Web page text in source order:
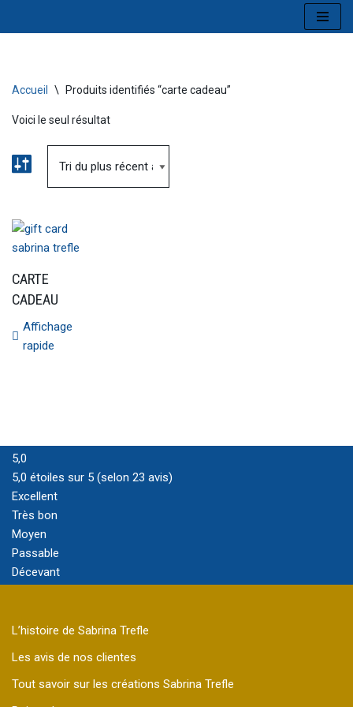
Accueil \ Produits identifiés “carte cadeau”
Voici le seul résultat
CARTE
CADEAU
Affichage
rapide
5,0
5,0 étoiles sur 5 (selon 23 avis)
Excellent
Très bon
Moyen
Passable
Décevant
L’histoire de Sabrina Trefle
Les avis de nos clientes
Tout savoir sur les créations Sabrina Trefle